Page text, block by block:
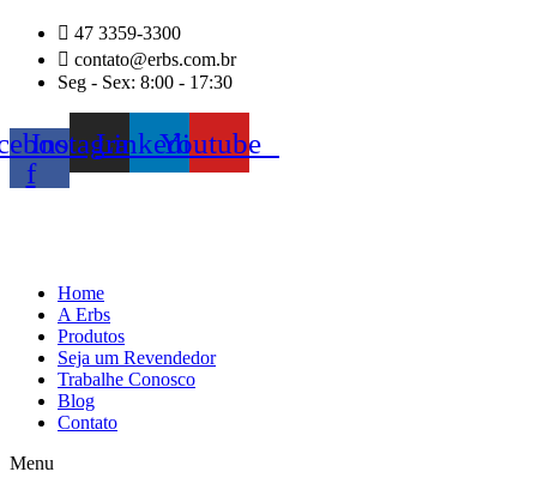
conteúdo
47 3359-3300
contato@erbs.com.br
Seg - Sex: 8:00 - 17:30
f
InstagramLinkedinYoutube
Home
A Erbs
Produtos
Seja um Revendedor
Trabalhe Conosco
Blog
Contato
Menu